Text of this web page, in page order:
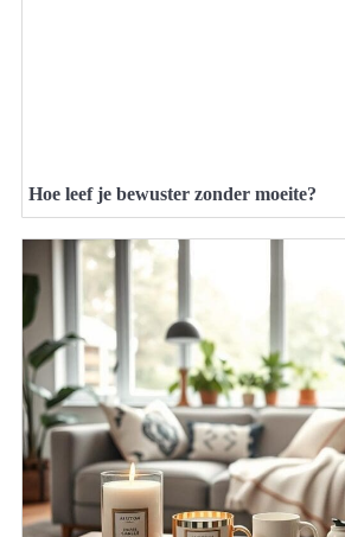
Hoe leef je bewuster zonder moeite?